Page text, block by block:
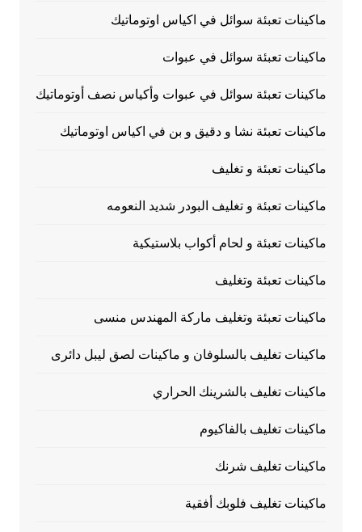
ماكينات تعبئة سوائل في اكياس اوتوماتيك
ماكينات تعبئة سوائل في عبوات
ماكينات تعبئة سوائل في عبوات وأكياس نصف أوتوماتيك
ماكينات تعبئة نشا و دقيق و بن في اكياس اوتوماتيك
ماكينات تعبئة و تغليف
ماكينات تعبئة و تغليف البودر شديد النعومه
ماكينات تعبئة و لحام أكواب بلاستيكية
ماكينات تعبئة وتغليف
ماكينات تعبئة وتغليف ماركة المهندس منسى
ماكينات تغليف بالسلوفان و ماكينات لصق ليبل دائرى
ماكينات تغليف بالشرينك الحراري
ماكينات تغليف بالفاكيوم
ماكينات تغليف شرنك
ماكينات تغليف فلوبك أفقية